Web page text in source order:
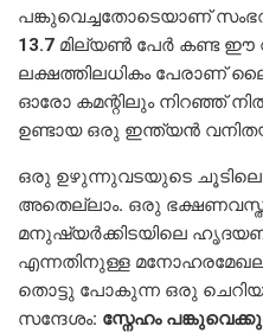
പങ്കുവെച്ചതോടെയാണ്
13.7 മില്യൺ പേർ കണ്ട ഈ
ലക്ഷത്തിലധികം പേരാണ്
ഓരോ കമന്റിലും നിറഞ്ഞ്
ഉണ്ടായ ഒരു ഇന്ത്യൻ
ഒരു ഉഴുന്നുവടയുടെ
അതെല്ലാം. ഒരു
മനുഷ്യർക്കിടയിലെ
എന്നതിനുള്ള
തൊട്ടു പോകുന്ന ഒരു
സന്ദേശം: സ്നേഹം